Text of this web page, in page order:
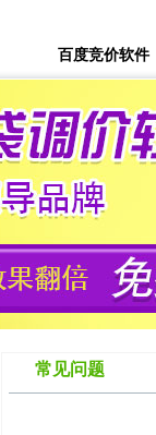
百度竞价软件
常见问题